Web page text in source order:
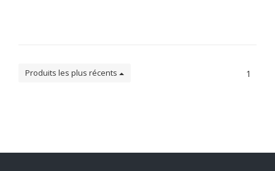
Produits les plus récents 1